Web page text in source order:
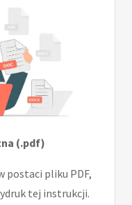
(.pdf)
postaci pliku PDF,
tej instrukcji.